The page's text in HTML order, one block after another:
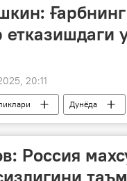
етказишдаги
20:11
Дунёда
Россия